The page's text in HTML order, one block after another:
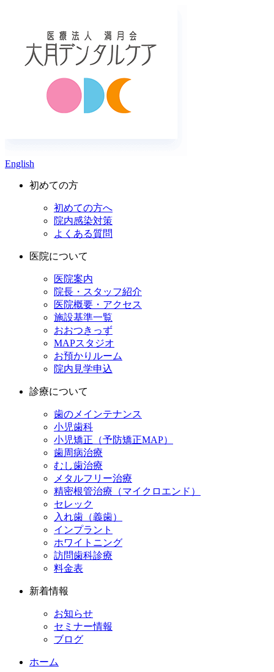
English
初めての方
初めての方へ
院内感染対策
よくある質問
医院について
医院案内
院長・スタッフ紹介
医院概要・アクセス
施設基準一覧
おおつきっず
MAPスタジオ
お預かりルーム
院内見学申込
診療について
歯のメインテナンス
小児歯科
小児矯正（予防矯正MAP）
歯周病治療
むし歯治療
メタルフリー治療
精密根管治療（マイクロエンド）
セレック
入れ歯（義歯）
インプラント
ホワイトニング
訪問歯科診療
料金表
新着情報
お知らせ
セミナー情報
ブログ
ホーム